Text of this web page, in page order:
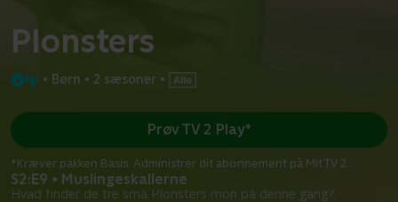
Plonsters
• Børn • 2 sæsoner •
S2:E9 • Muslingeskallerne
Hvad finder de tre små Plonsters mon på denne gang?.
Prøv TV 2 Play*
*Kræver pakken Basis. Administrer dit abonnement på Mit TV 2.